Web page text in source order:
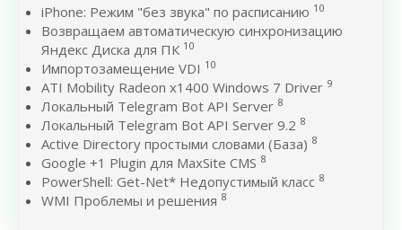
iPhone: Режим "без звука" по расписанию 10
Возвращаем автоматическую синхронизацию
Яндекс Диска для ПК 10
Импортозамещение VDI 10
ATI Mobility Radeon x1400 Windows 7 Driver 9
Локальный Telegram Bot API Server 8
Локальный Telegram Bot API Server 9.2 8
Active Directory простыми словами (База) 8
Google +1 Plugin для MaxSite CMS 8
PowerShell: Get-Net* Недопустимый класс 8
WMI Проблемы и решения 8